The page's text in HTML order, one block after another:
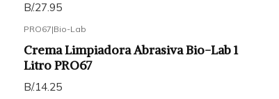
B/.27.95
PRO67|Bio-Lab
Crema Limpiadora Abrasiva Bio-Lab 1
Litro PRO67
B/.14.25